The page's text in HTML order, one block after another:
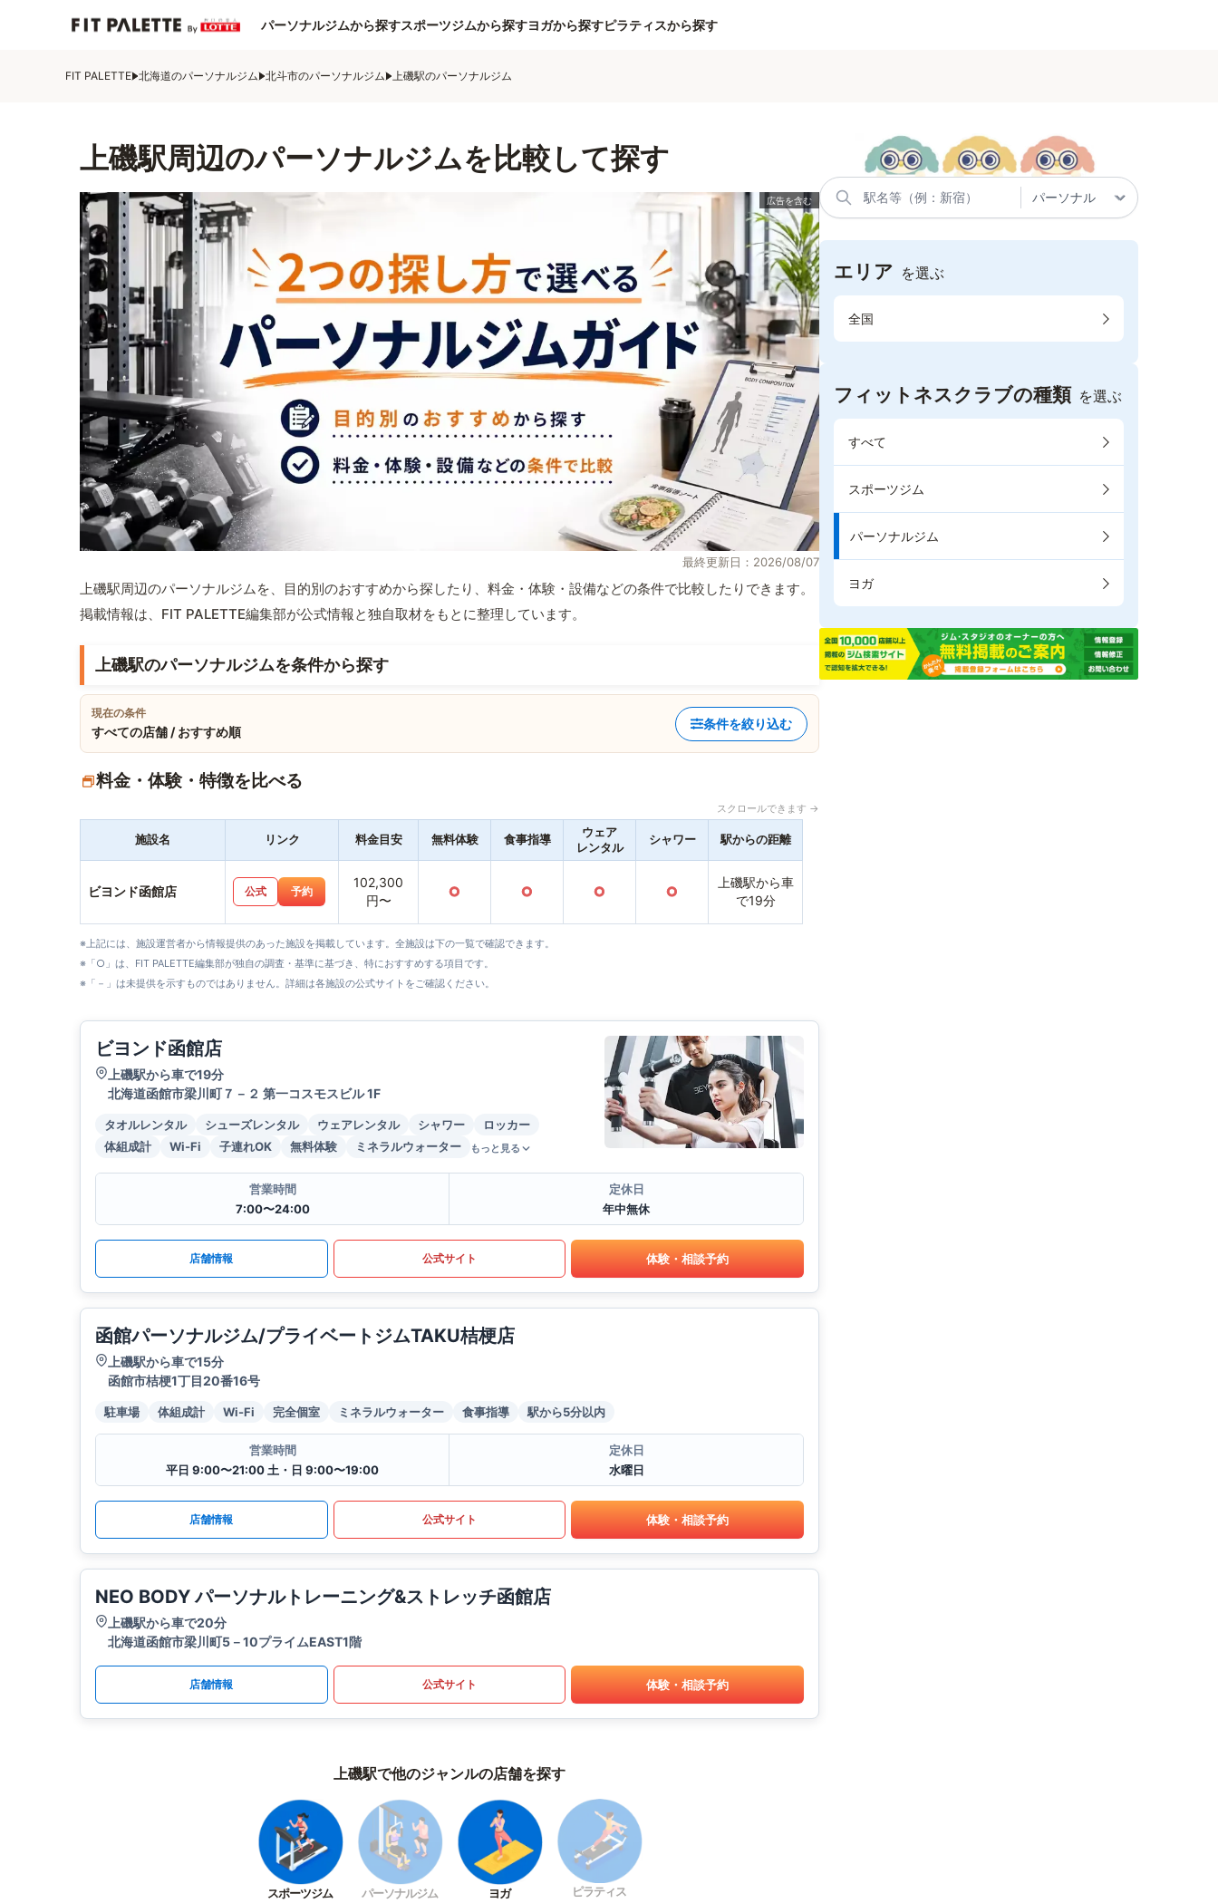
パーソナルジムから探すスポーツジムから探すヨガから探すピラティスから探す
FIT PALETTE 北海道のパーソナルジム 北斗市のパーソナルジム 上磯駅のパーソナルジム
上磯駅周辺のパーソナルジムを比較して探す
最終更新日：2026/08/07
上磯駅周辺のパーソナルジムを、目的別のおすすめから探したり、料金・体験・設備などの条件で比較したりできます。
掲載情報は、FIT PALETTE編集部が公式情報と独自取材をもとに整理しています。
上磯駅のパーソナルジムを条件から探す
現在の条件
すべての店舗 / おすすめ順
条件を絞り込む
料金・体験・特徴を比べる
スクロールできます →
施設名 リンク 料金目安 無料体験 食事指導
ウェア
レンタル
シャワー 駅からの距離
ビヨンド函館店 公式 予約
102,300
円〜
○ ○ ○ ○
上磯駅から車
で19分
※上記には、施設運営者から情報提供のあった施設を掲載しています。全施設は下の一覧で確認できます。
※「○」は、FIT PALETTE編集部が独自の調査・基準に基づき、特におすすめする項目です。
※「－」は未提供を示すものではありません。詳細は各施設の公式サイトをご確認ください。
ビヨンド函館店
上磯駅から車で19分
北海道函館市梁川町７－２ 第一コスモスビル 1F
タオルレンタル シューズレンタル ウェアレンタル シャワー
ロッカー
体組成計
Wi-Fi 子連れOK 無料体験 ミネラルウォーター もっと見る
営業時間
7:00〜24:00
定休日
年中無休
店舗情報 公式サイト 体験・相談予約
函館パーソナルジム/プライベートジムTAKU桔梗店
上磯駅から車で15分
函館市桔梗1丁目20番16号
駐車場 体組成計 Wi-Fi 完全個室 ミネラルウォーター 食事指導 駅から5分以内
営業時間
平日 9:00〜21:00 土・日 9:00〜19:00
定休日
水曜日
店舗情報 公式サイト 体験・相談予約
NEO BODY パーソナルトレーニング&ストレッチ函館店
上磯駅から車で20分
北海道函館市梁川町5－10プライムEAST1階
店舗情報 公式サイト 体験・相談予約
上磯駅で他のジャンルの店舗を探す
スポーツジム パーソナルジム ヨガ ピラティス
エリア を選ぶ
全国
フィットネスクラブの種類 を選ぶ
すべて
スポーツジム
パーソナルジム
ヨガ